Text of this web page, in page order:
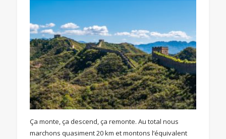
Ça monte, ça descend, ça remonte. Au total nous
marchons quasiment 20 km et montons l’équivalent